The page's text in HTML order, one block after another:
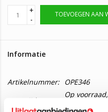
+
-
TOEVOEGEN AAN
Informatie
Artikelnummer: OPE346
Levertijd:
Op
verzonden